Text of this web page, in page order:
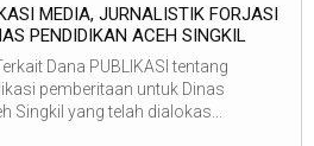
MEDIA, JURNALISTIK FORJASI
PENDIDIKAN ACEH SINGKIL
Dana PUBLIKASI tentang
pemberitaan untuk Dinas
Singkil yang telah dialokas...